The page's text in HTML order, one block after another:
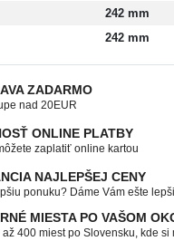
242 mm
242 mm
ZADARMO
nad 20EUR
ONLINE PLATBY
zaplatiť online kartou
NAJLEPŠEJ CENY
ponuku? Dáme Vám ešte
MIESTA PO VAŠOM
až 400 miest po Slovensku, kde